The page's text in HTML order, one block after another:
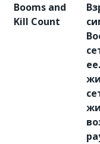
Booms and
Kill Count